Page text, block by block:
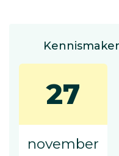
27
november